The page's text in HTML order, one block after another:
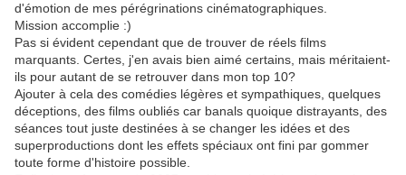
d'émotion de mes pérégrinations cinématographiques.
Mission accomplie :)
Pas si évident cependant que de trouver de réels films
marquants. Certes, j'en avais bien aimé certains, mais méritaient-
ils pour autant de se retrouver dans mon top 10?
Ajouter à cela des comédies légères et sympathiques, quelques
déceptions, des films oubliés car banals quoique distrayants, des
séances tout juste destinées à se changer les idées et des
superproductions dont les effets spéciaux ont fini par gommer
toute forme d'histoire possible.